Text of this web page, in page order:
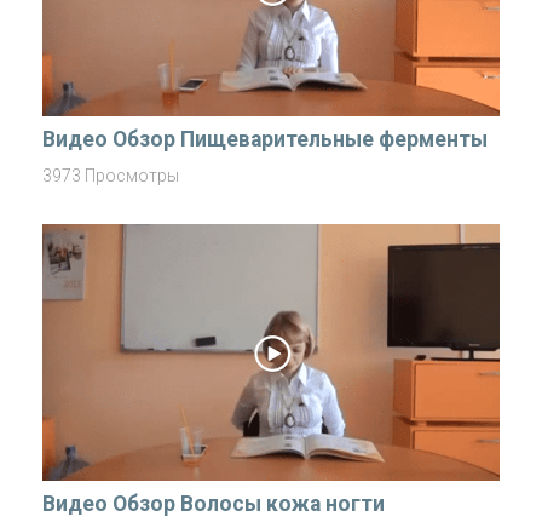
Видео Обзор Пищеварительные ферменты
3973 Просмотры
Видео Обзор Волосы кожа ногти